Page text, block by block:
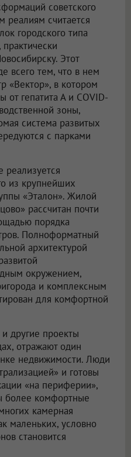
советского
реалиям считается
городского типа
Этот
всего тем, что в нем
«Вектор», в котором
от гепатита А и COVID-
зоны,
система развитых
с парками
реализуется
из крупнейших
«Эталон». Жилой
рассчитан почти
порядка
Полноформатный
архитектурой
окружением,
и комплексным
для комфортной
и другие проекты
отражают один
недвижимости. Люди
и готовы
«на периферии»,
более комфортные
камерная
маленьких, условно
становится